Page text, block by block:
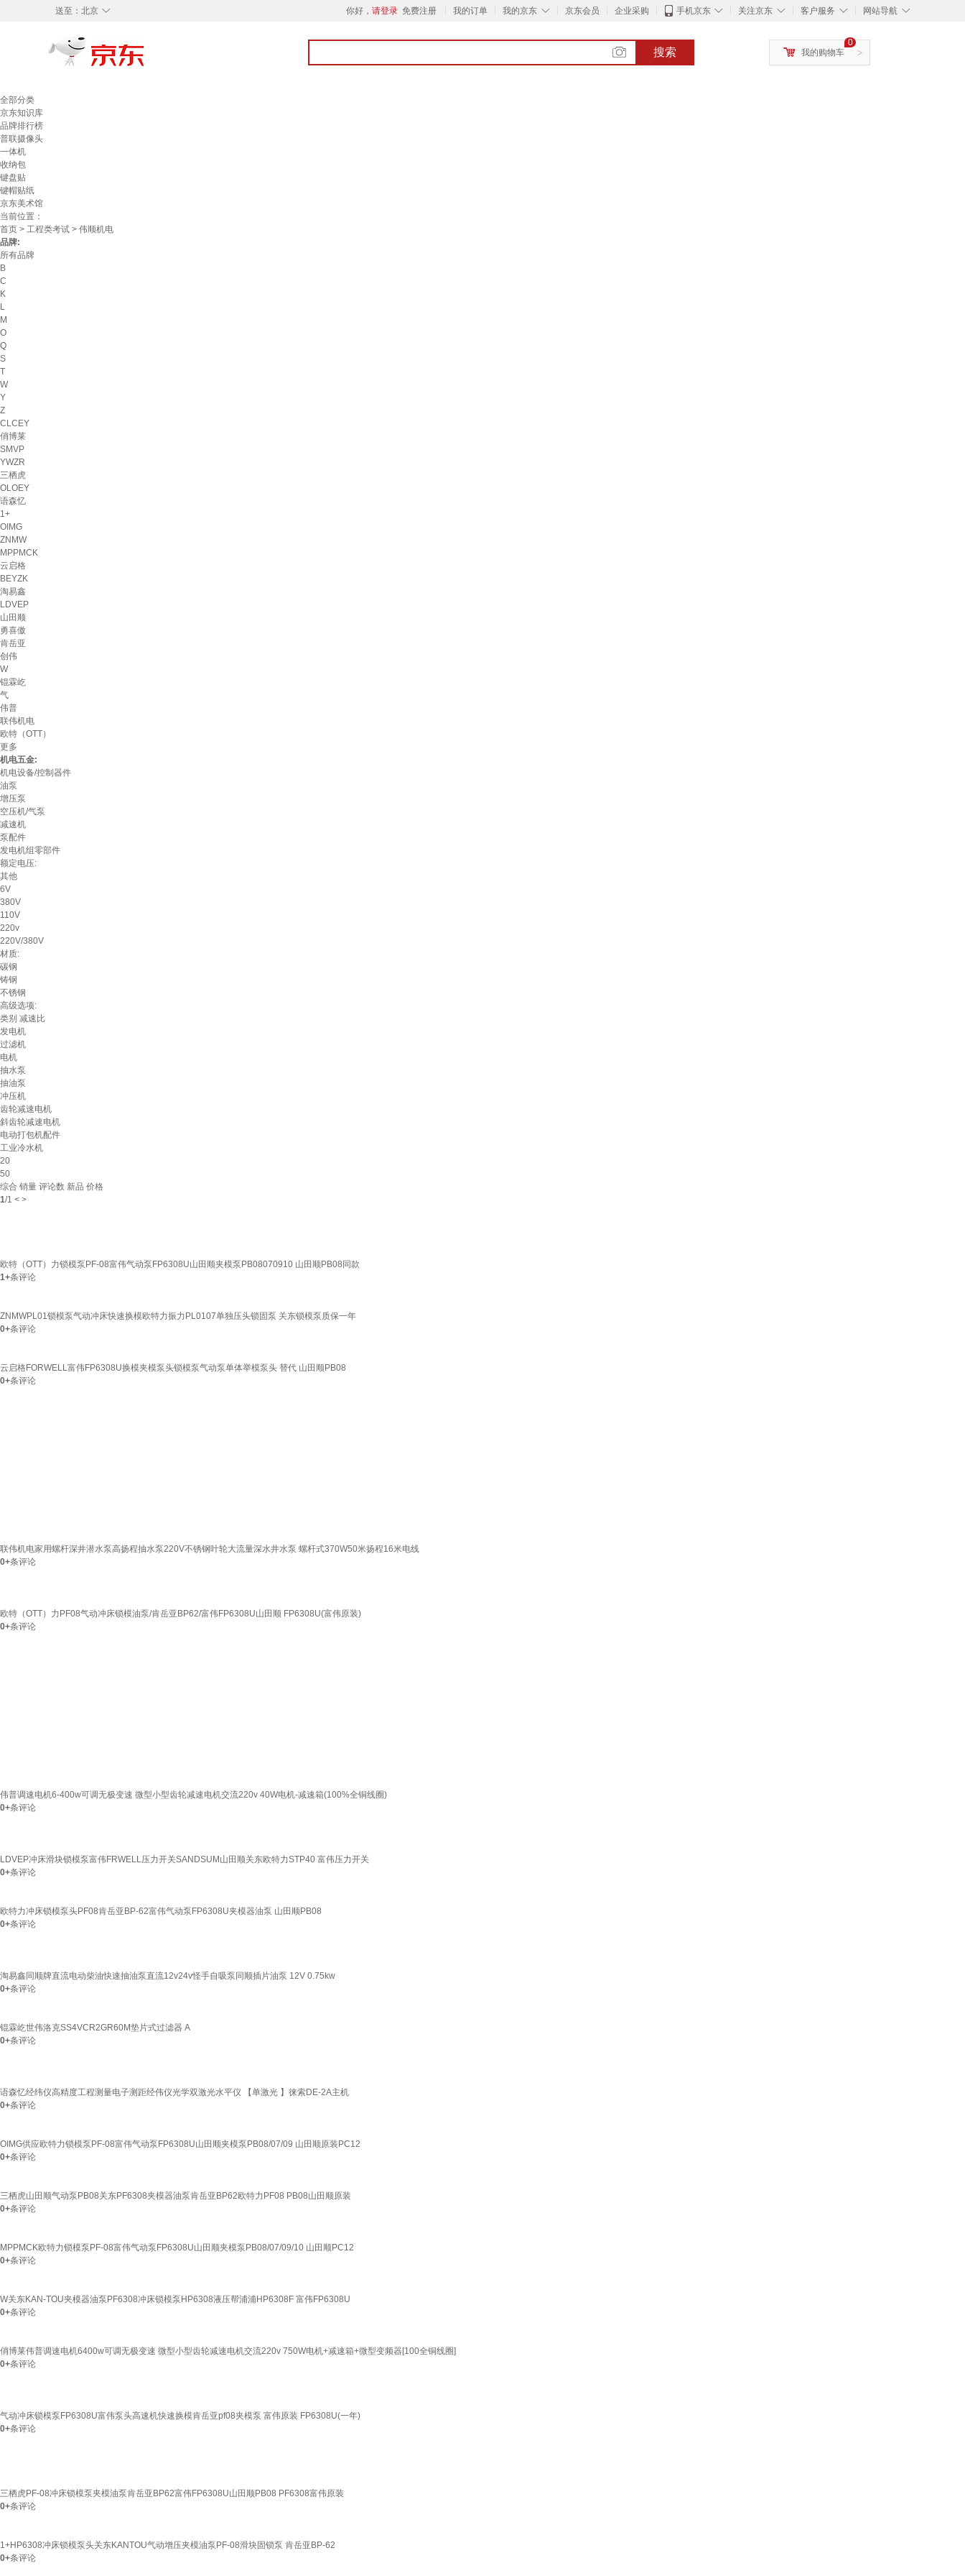
◇
送至： 北京 你好， 请登录 免费注册 我的订单 ◇
我的京东 京东会员 企业采购 ◇
手机京东 ◇
关注京东 ◇
客户服务 ◇
网站导航
搜索 >
0
我的购物车
全部分类
京东知识库
品牌排行榜
普联摄像头
一体机
收纳包
键盘贴
键帽贴纸
京东美术馆
当前位置：
首页 > 工程类考试 > 伟顺机电
品牌:
所有品牌
B
C
K
L
M
O
Q
S
T
W
Y
Z
CLCEY
俏博莱
SMVP
YWZR
三栖虎
OLOEY
语森忆
1+
OIMG
ZNMW
MPPMCK
云启格
BEYZK
淘易鑫
LDVEP
山田顺
勇喜傲
肯岳亚
创伟
W
锟霖屹
气
伟普
联伟机电
欧特（OTT）
更多
机电五金:
机电设备/控制器件
油泵
增压泵
空压机/气泵
减速机
泵配件
发电机组零部件
额定电压:
其他
6V
380V
110V
220v
220V/380V
材质:
碳钢
铸钢
不锈钢
高级选项:
类别 减速比
发电机
过滤机
电机
抽水泵
抽油泵
冲压机
齿轮减速电机
斜齿轮减速电机
电动打包机配件
工业冷水机
20
50
综合 销量 评论数 新品 价格
1/1 < >
欧特（OTT）力锁模泵PF-08富伟气动泵FP6308U山田顺夹模泵PB08070910 山田顺PB08同款
1+条评论
ZNMWPL01锁模泵气动冲床快速换模欧特力振力PL0107单独压头锁固泵 关东锁模泵质保一年
0+条评论
云启格FORWELL富伟FP6308U换模夹模泵头锁模泵气动泵单体举模泵头 替代 山田顺PB08
0+条评论
联伟机电家用螺杆深井潜水泵高扬程抽水泵220V不锈钢叶轮大流量深水井水泵 螺杆式370W50米扬程16米电线
0+条评论
欧特（OTT）力PF08气动冲床锁模油泵/肯岳亚BP62/富伟FP6308U山田顺 FP6308U(富伟原装)
0+条评论
伟普调速电机6-400w可调无极变速 微型小型齿轮减速电机交流220v 40W电机-减速箱(100%全铜线圈)
0+条评论
LDVEP冲床滑块锁模泵富伟FRWELL压力开关SANDSUM山田顺关东欧特力STP40 富伟压力开关
0+条评论
欧特力冲床锁模泵头PF08肯岳亚BP-62富伟气动泵FP6308U夹模器油泵 山田顺PB08
0+条评论
淘易鑫同顺牌直流电动柴油快速抽油泵直流12v24v怪手自吸泵同顺插片油泵 12V 0.75kw
0+条评论
锟霖屹世伟洛克SS4VCR2GR60M垫片式过滤器 A
0+条评论
语森忆经纬仪高精度工程测量电子测距经伟仪光学双激光水平仪 【单激光 】徕索DE-2A主机
0+条评论
OIMG供应欧特力锁模泵PF-08富伟气动泵FP6308U山田顺夹模泵PB08/07/09 山田顺原装PC12
0+条评论
三栖虎山田顺气动泵PB08关东PF6308夹模器油泵肯岳亚BP62欧特力PF08 PB08山田顺原装
0+条评论
MPPMCK欧特力锁模泵PF-08富伟气动泵FP6308U山田顺夹模泵PB08/07/09/10 山田顺PC12
0+条评论
W关东KAN-TOU夹模器油泵PF6308冲床锁模泵HP6308液压帮浦浦HP6308F 富伟FP6308U
0+条评论
俏博莱伟普调速电机6400w可调无极变速 微型小型齿轮减速电机交流220v 750W电机+减速箱+微型变频器[100全铜线圈]
0+条评论
气动冲床锁模泵FP6308U富伟泵头高速机快速换模肯岳亚pf08夹模泵 富伟原装 FP6308U(一年)
0+条评论
三栖虎PF-08冲床锁模泵夹模油泵肯岳亚BP62富伟FP6308U山田顺PB08 PF6308富伟原装
0+条评论
1+HP6308冲床锁模泵头关东KANTOU气动增压夹模油泵PF-08滑块固锁泵 肯岳亚BP-62
0+条评论